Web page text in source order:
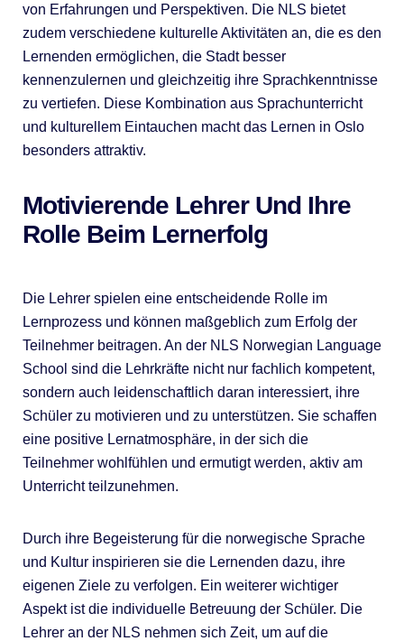
von Erfahrungen und Perspektiven. Die NLS bietet
zudem verschiedene kulturelle Aktivitäten an, die es den
Lernenden ermöglichen, die Stadt besser
kennenzulernen und gleichzeitig ihre Sprachkenntnisse
zu vertiefen. Diese Kombination aus Sprachunterricht
und kulturellem Eintauchen macht das Lernen in Oslo
besonders attraktiv.
Motivierende Lehrer Und Ihre
Rolle Beim Lernerfolg
Die Lehrer spielen eine entscheidende Rolle im
Lernprozess und können maßgeblich zum Erfolg der
Teilnehmer beitragen. An der NLS Norwegian Language
School sind die Lehrkräfte nicht nur fachlich kompetent,
sondern auch leidenschaftlich daran interessiert, ihre
Schüler zu motivieren und zu unterstützen. Sie schaffen
eine positive Lernatmosphäre, in der sich die
Teilnehmer wohlfühlen und ermutigt werden, aktiv am
Unterricht teilzunehmen.
Durch ihre Begeisterung für die norwegische Sprache
und Kultur inspirieren sie die Lernenden dazu, ihre
eigenen Ziele zu verfolgen. Ein weiterer wichtiger
Aspekt ist die individuelle Betreuung der Schüler. Die
Lehrer an der NLS nehmen sich Zeit, um auf die